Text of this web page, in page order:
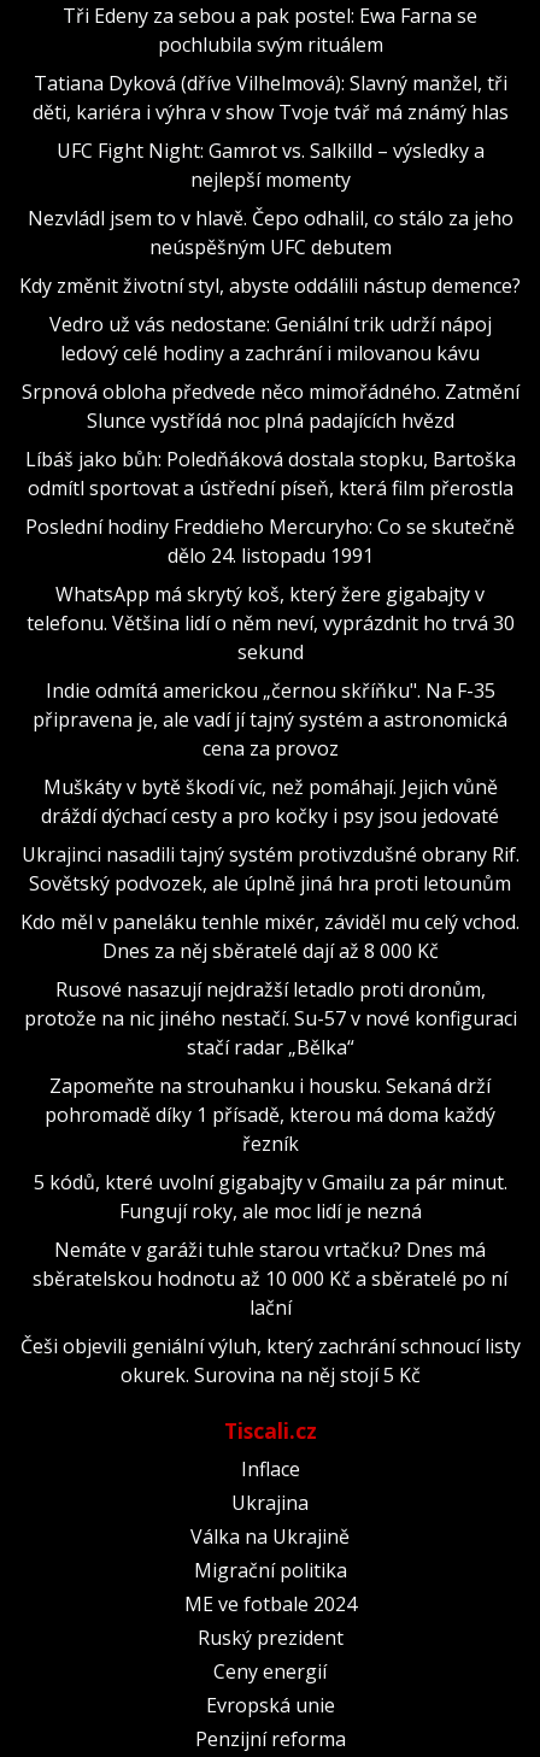
Tři Edeny za sebou a pak postel: Ewa Farna se
pochlubila svým rituálem
Tatiana Dyková (dříve Vilhelmová): Slavný manžel, tři
děti, kariéra i výhra v show Tvoje tvář má známý hlas
UFC Fight Night: Gamrot vs. Salkilld – výsledky a
nejlepší momenty
Nezvládl jsem to v hlavě. Čepo odhalil, co stálo za jeho
neúspěšným UFC debutem
Kdy změnit životní styl, abyste oddálili nástup demence?
Vedro už vás nedostane: Geniální trik udrží nápoj
ledový celé hodiny a zachrání i milovanou kávu
Srpnová obloha předvede něco mimořádného. Zatmění
Slunce vystřídá noc plná padajících hvězd
Líbáš jako bůh: Poledňáková dostala stopku, Bartoška
odmítl sportovat a ústřední píseň, která film přerostla
Poslední hodiny Freddieho Mercuryho: Co se skutečně
dělo 24. listopadu 1991
WhatsApp má skrytý koš, který žere gigabajty v
telefonu. Většina lidí o něm neví, vyprázdnit ho trvá 30
sekund
Indie odmítá americkou „černou skříňku". Na F-35
připravena je, ale vadí jí tajný systém a astronomická
cena za provoz
Muškáty v bytě škodí víc, než pomáhají. Jejich vůně
dráždí dýchací cesty a pro kočky i psy jsou jedovaté
Ukrajinci nasadili tajný systém protivzdušné obrany Rif.
Sovětský podvozek, ale úplně jiná hra proti letounům
Kdo měl v paneláku tenhle mixér, záviděl mu celý vchod.
Dnes za něj sběratelé dají až 8 000 Kč
Rusové nasazují nejdražší letadlo proti dronům,
protože na nic jiného nestačí. Su-57 v nové konfiguraci
stačí radar „Bělka“
Zapomeňte na strouhanku i housku. Sekaná drží
pohromadě díky 1 přísadě, kterou má doma každý
řezník
5 kódů, které uvolní gigabajty v Gmailu za pár minut.
Fungují roky, ale moc lidí je nezná
Nemáte v garáži tuhle starou vrtačku? Dnes má
sběratelskou hodnotu až 10 000 Kč a sběratelé po ní
lační
Češi objevili geniální výluh, který zachrání schnoucí listy
okurek. Surovina na něj stojí 5 Kč
Tiscali.cz
Inflace
Ukrajina
Válka na Ukrajině
Migrační politika
ME ve fotbale 2024
Ruský prezident
Ceny energií
Evropská unie
Penzijní reforma